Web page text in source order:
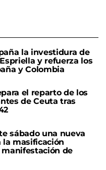
la investidura de
y refuerza los
y Colombia
el reparto de los
de Ceuta tras
sábado una nueva
masificación
de